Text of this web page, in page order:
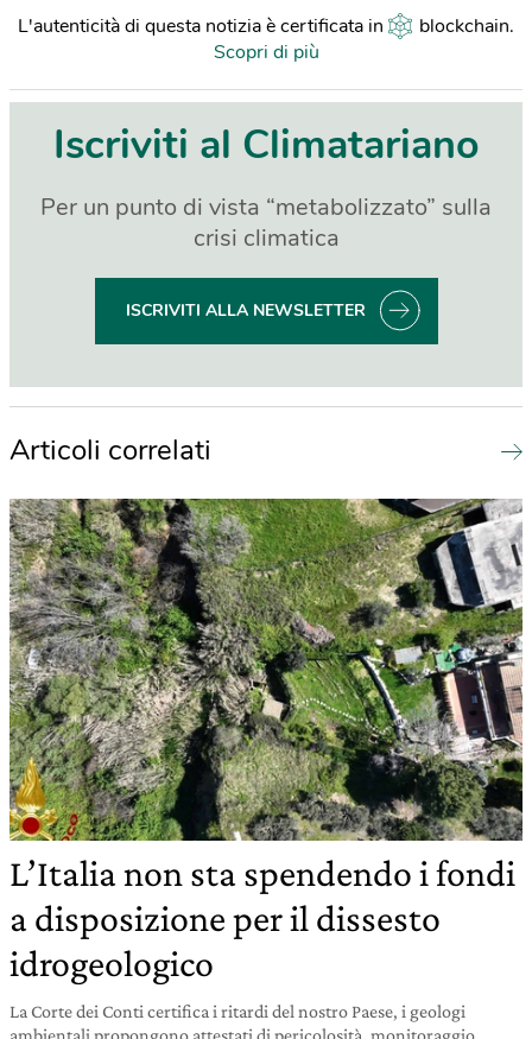
L'autenticità di questa notizia è certificata in blockchain.
Scopri di più
Iscriviti al Climatariano
Per un punto di vista “metabolizzato” sulla
crisi climatica
ISCRIVITI ALLA NEWSLETTER
Articoli correlati
L’Italia non sta spendendo i fondi
a disposizione per il dissesto
idrogeologico
La Corte dei Conti certifica i ritardi del nostro Paese, i geologi
ambientali propongono attestati di pericolosità, monitoraggio,